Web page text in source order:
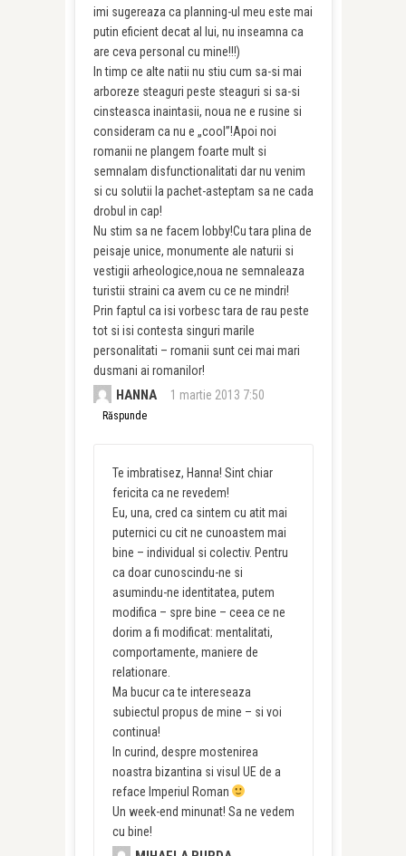
imi sugereaza ca planning-ul meu este mai
putin eficient decat al lui, nu inseamna ca
are ceva personal cu mine!!!)
In timp ce alte natii nu stiu cum sa-si mai
arboreze steaguri peste steaguri si sa-si
cinsteasca inaintasii, noua ne e rusine si
consideram ca nu e „cool”!Apoi noi
romanii ne plangem foarte mult si
semnalam disfunctionalitati dar nu venim
si cu solutii la pachet-asteptam sa ne cada
drobul in cap!
Nu stim sa ne facem lobby!Cu tara plina de
peisaje unice, monumente ale naturii si
vestigii arheologice,noua ne semnaleaza
turistii straini ca avem cu ce ne mindri!
Prin faptul ca isi vorbesc tara de rau peste
tot si isi contesta singuri marile
personalitati – romanii sunt cei mai mari
dusmani ai romanilor!
HANNA 1 martie 2013 7:50
Răspunde
Te imbratisez, Hanna! Sint chiar
fericita ca ne revedem!
Eu, una, cred ca sintem cu atit mai
puternici cu cit ne cunoastem mai
bine – individual si colectiv. Pentru
ca doar cunoscindu-ne si
asumindu-ne identitatea, putem
modifica – spre bine – ceea ce ne
dorim a fi modificat: mentalitati,
comportamente, maniere de
relationare.
Ma bucur ca te intereseaza
subiectul propus de mine – si voi
continua!
In curind, despre mostenirea
noastra bizantina si visul UE de a
reface Imperiul Roman
Un week-end minunat! Sa ne vedem
cu bine!